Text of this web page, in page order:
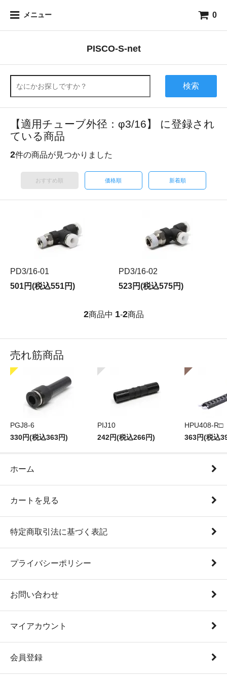
メニュー 0
PISCO-S-net
検索
【適用チューブ外径：φ3/16】 に登録され
ている商品
2件の商品が見つかりました
おすすめ順 価格順 新着順
PD3/16-01
501円(税込551円)
PD3/16-02
523円(税込575円)
2商品中 1-2商品
売れ筋商品
PGJ8-6
330円(税込363円)
PIJ10
242円(税込266円)
HPU408-R□
363円(税込
ホーム
カートを見る
特定商取引法に基づく表記
プライバシーポリシー
お問い合わせ
マイアカウント
会員登録